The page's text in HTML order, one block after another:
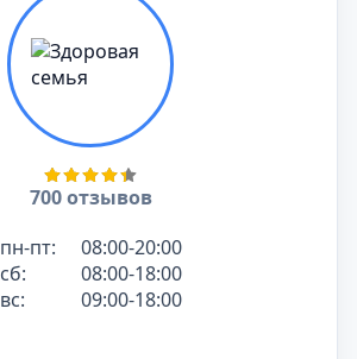
700 отзывов
пн-пт:
08:00-20:00
сб:
08:00-18:00
вс:
09:00-18:00